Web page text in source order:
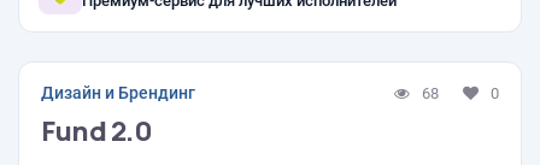
Дизайн и Брендинг 68 0
Fund 2.0